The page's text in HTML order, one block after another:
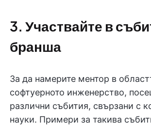
3. Участвайте в
бранша
За да намерите ментор в
софтуерното инженерство,
различни събития, свързани с
науки. Примери за такива